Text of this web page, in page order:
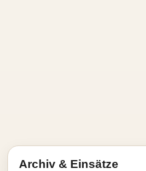
Archiv & Einsätze